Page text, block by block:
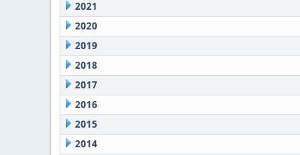
2021
2020
2019
2018
2017
2016
2015
2014